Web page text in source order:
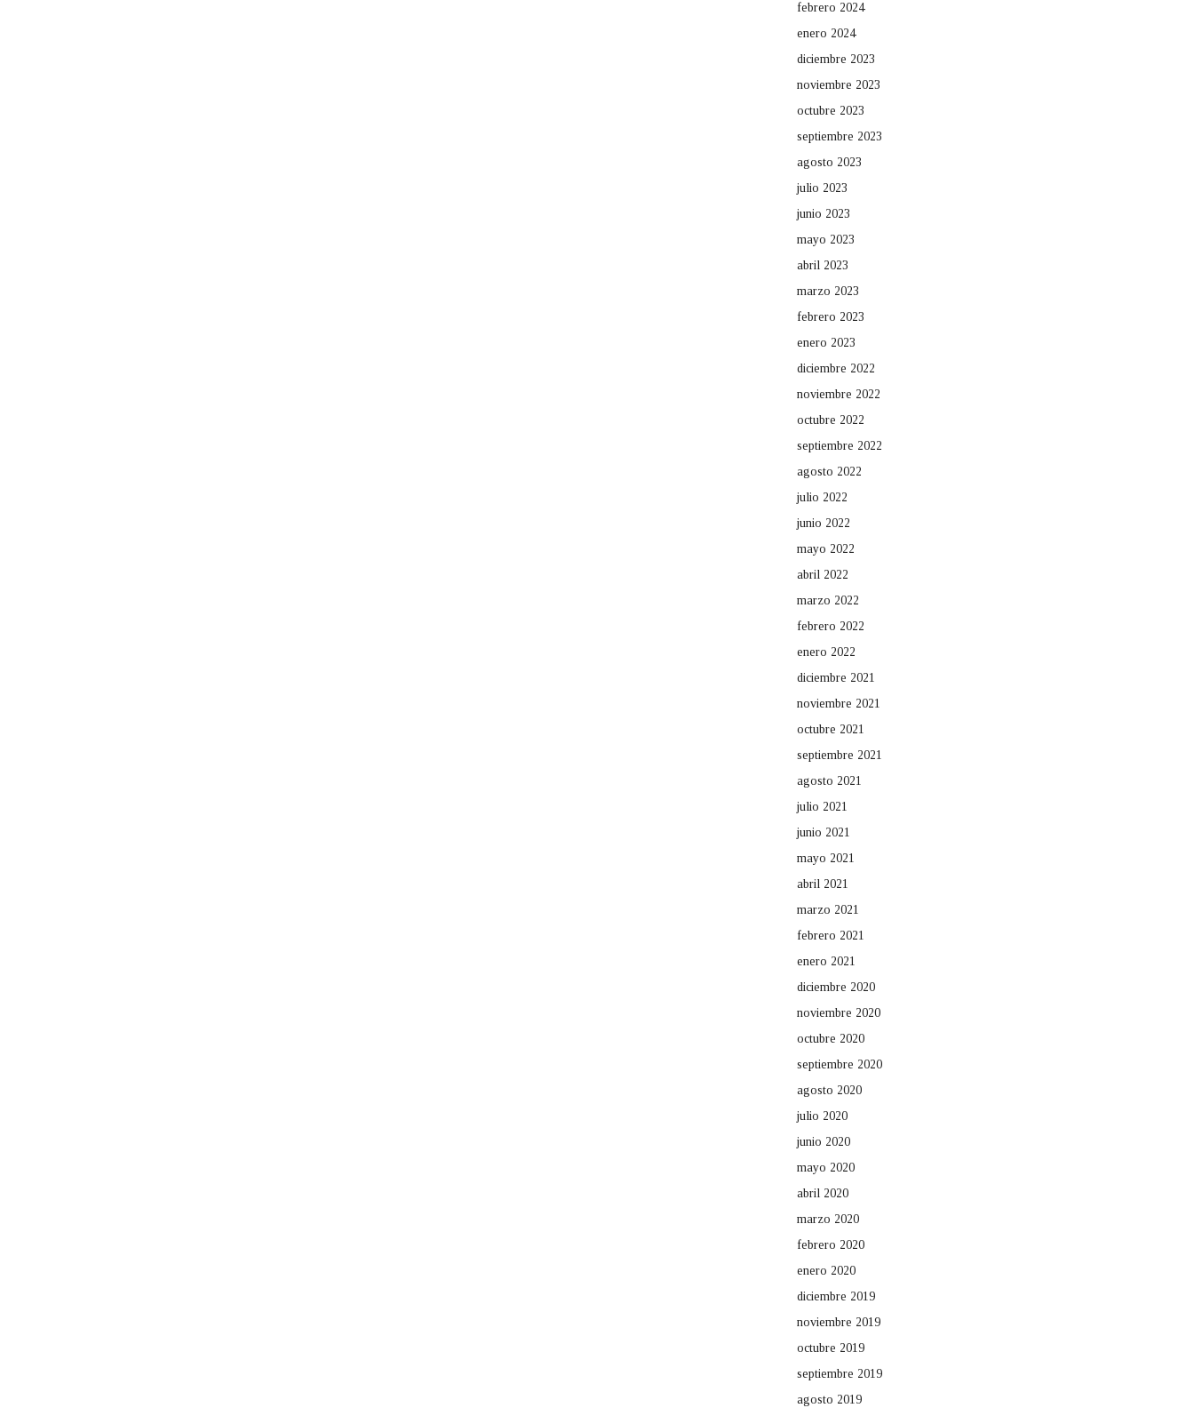
febrero 2024
enero 2024
diciembre 2023
noviembre 2023
octubre 2023
septiembre 2023
agosto 2023
julio 2023
junio 2023
mayo 2023
abril 2023
marzo 2023
febrero 2023
enero 2023
diciembre 2022
noviembre 2022
octubre 2022
septiembre 2022
agosto 2022
julio 2022
junio 2022
mayo 2022
abril 2022
marzo 2022
febrero 2022
enero 2022
diciembre 2021
noviembre 2021
octubre 2021
septiembre 2021
agosto 2021
julio 2021
junio 2021
mayo 2021
abril 2021
marzo 2021
febrero 2021
enero 2021
diciembre 2020
noviembre 2020
octubre 2020
septiembre 2020
agosto 2020
julio 2020
junio 2020
mayo 2020
abril 2020
marzo 2020
febrero 2020
enero 2020
diciembre 2019
noviembre 2019
octubre 2019
septiembre 2019
agosto 2019